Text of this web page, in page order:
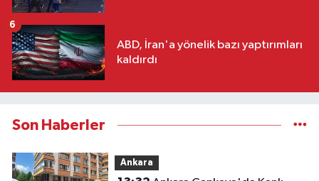
ABD, İran'a yönelik bazı yaptırımları
kaldırdı
6
Son Haberler
Ankara